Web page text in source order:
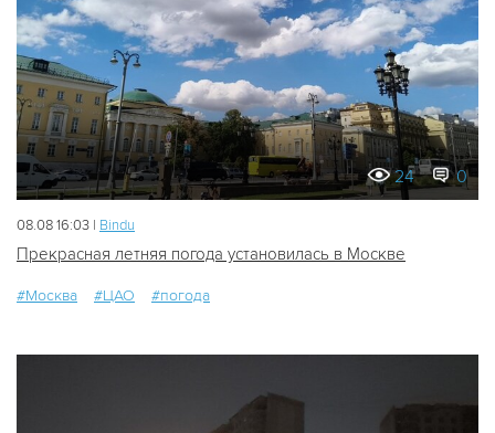
24 0
08.08 16:03 | Bindu
Прекрасная летняя погода установилась в Москве
#Москва #ЦАО #погода